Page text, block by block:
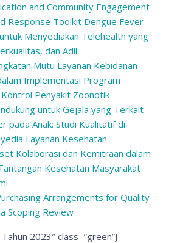
and Community Engagement
Response Toolkit Dengue Fever
Menyediakan Telehealth yang
dan Adil
Mutu Layanan Kebidanan
Implementasi Program
Penyakit Zoonotik
untuk Gejala yang Terkait
pada Anak: Studi Kualitatif di
Layanan Kesehatan
Kolaborasi dan Kemitraan dalam
Kesehatan Masyarakat
Arrangements for Quality
Scoping Review
2023″ class=”green”}